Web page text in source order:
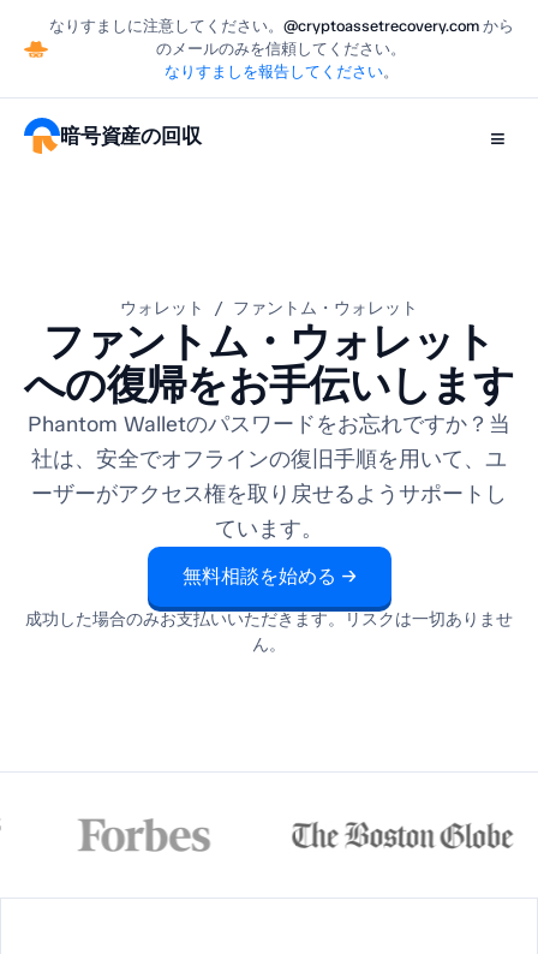
なりすましに注意してください。 @cryptoassetrecovery.comから
のメールのみを信頼してください。
なりすましを報告してください。
暗号資産の回収 ≡
ウォレット / ファントム・ウォレット
ファントム・ウォレット
への復帰をお手伝いします
Phantom Walletのパスワードをお忘れですか？当
社は、安全でオフラインの復旧手順を用いて、ユ
ーザーがアクセス権を取り戻せるようサポートし
ています。
無料相談を始める →
成功した場合のみお支払いいただきます。リスクは一切ありませ
ん。